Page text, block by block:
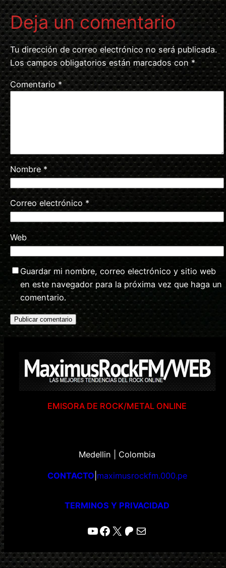
Deja un comentario
Tu dirección de correo electrónico no será publicada.
Los campos obligatorios están marcados con *
Comentario*
Nombre*
Correo electrónico *
Web
Guardar mi nombre, correo electrónico y sitio web
en este navegador para la próxima vez que haga un
comentario.
EMISORA DE ROCK/METAL ONLINE
Medellin | Colombia
CONTACTO maximusrockfm.000.pe
TERMINOS Y PRIVACIDAD
YouTube
Facebook
X Patreon
Correo electrónico